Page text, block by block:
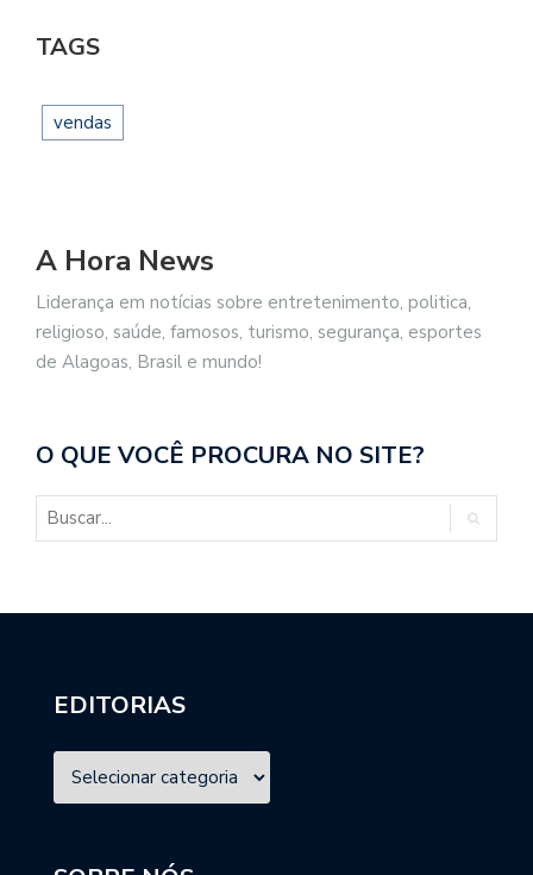
TAGS
vendas
A Hora News
Liderança em notícias sobre entretenimento, politica,
religioso, saúde, famosos, turismo, segurança, esportes
de Alagoas, Brasil e mundo!
O QUE VOCÊ PROCURA NO SITE?
EDITORIAS